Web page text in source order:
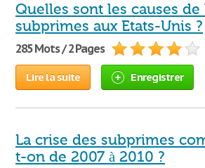
Quelles sont les causes de
subprimes aux Etats-Unis ?
285 Mots / 2 Pages
Lire la suite Enregistrer
La crise des subprimes
t-on de 2007 à 2010 ?